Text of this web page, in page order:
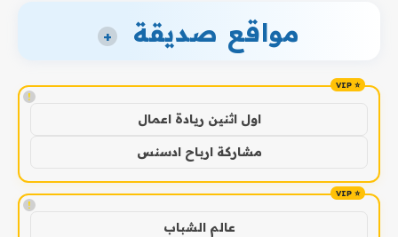
مواقع صديقة +
!
اول اثنين ريادة اعمال
مشاركة ارباح ادسنس
!
عالم الشباب